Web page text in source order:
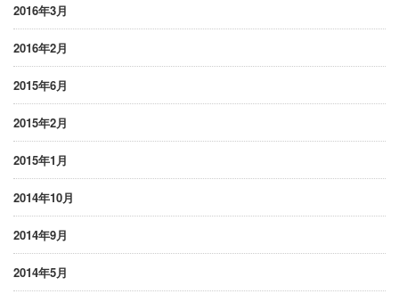
2016年3月
2016年2月
2015年6月
2015年2月
2015年1月
2014年10月
2014年9月
2014年5月